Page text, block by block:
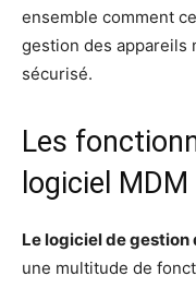
ensemble comment
gestion des appareils
sécurisé.
Les
logiciel MDM
Le logiciel de gestion
une multitude de